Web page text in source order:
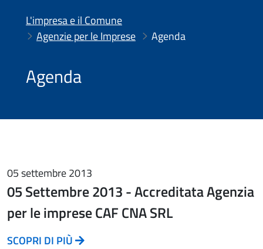
L'impresa e il Comune
Agenzie per le Imprese
Agenda
Agenda
05 settembre 2013
05 Settembre 2013 - Accreditata Agenzia
per le imprese CAF CNA SRL
SCOPRI DI PIÙ